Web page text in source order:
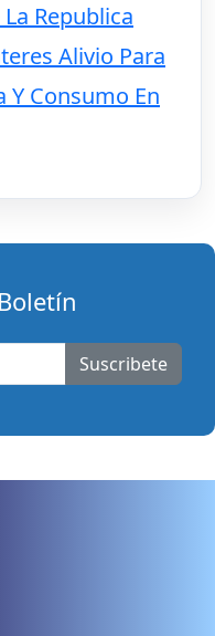
Republica
Alivio Para
Y Consumo En
Suscribete